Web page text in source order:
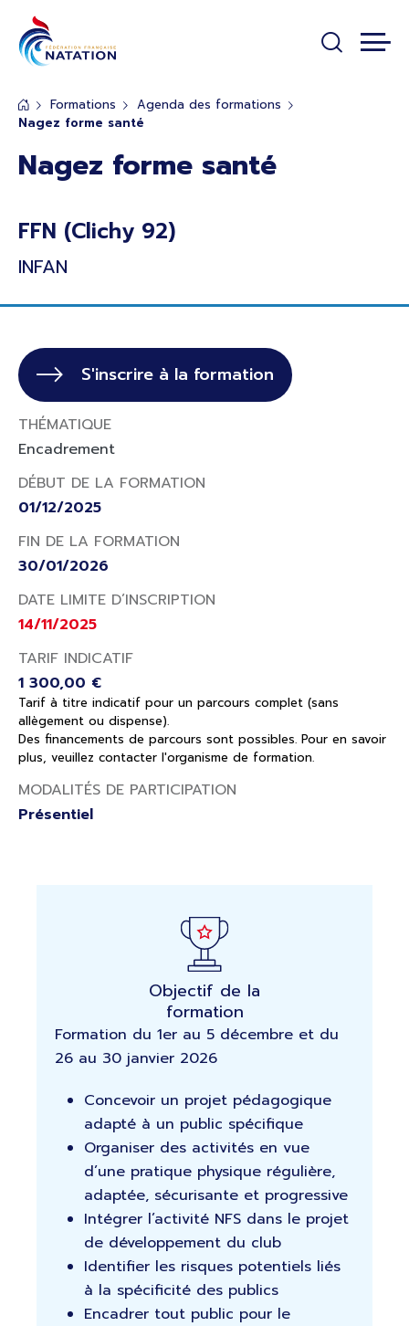
Formations
Agenda des formations
Nagez forme santé
Nagez forme santé
FFN (Clichy 92)
INFAN
S'inscrire à la formation
THÉMATIQUE
Encadrement
DÉBUT DE LA FORMATION
01/12/2025
FIN DE LA FORMATION
30/01/2026
DATE LIMITE D’INSCRIPTION
14/11/2025
TARIF INDICATIF
1 300,00 €
Tarif à titre indicatif pour un parcours complet (sans
allègement ou dispense).
Des financements de parcours sont possibles. Pour en savoir
plus, veuillez contacter l'organisme de formation.
MODALITÉS DE PARTICIPATION
Présentiel
Objectif de la
formation
Formation du 1er au 5 décembre et du
26 au 30 janvier 2026
Concevoir un projet pédagogique
adapté à un public spécifique
Organiser des activités en vue
d’une pratique physique régulière,
adaptée, sécurisante et progressive
Intégrer l’activité NFS dans le projet
de développement du club
Identifier les risques potentiels liés
à la spécificité des publics
Encadrer tout public pour le
Panneau de gestion des cookies